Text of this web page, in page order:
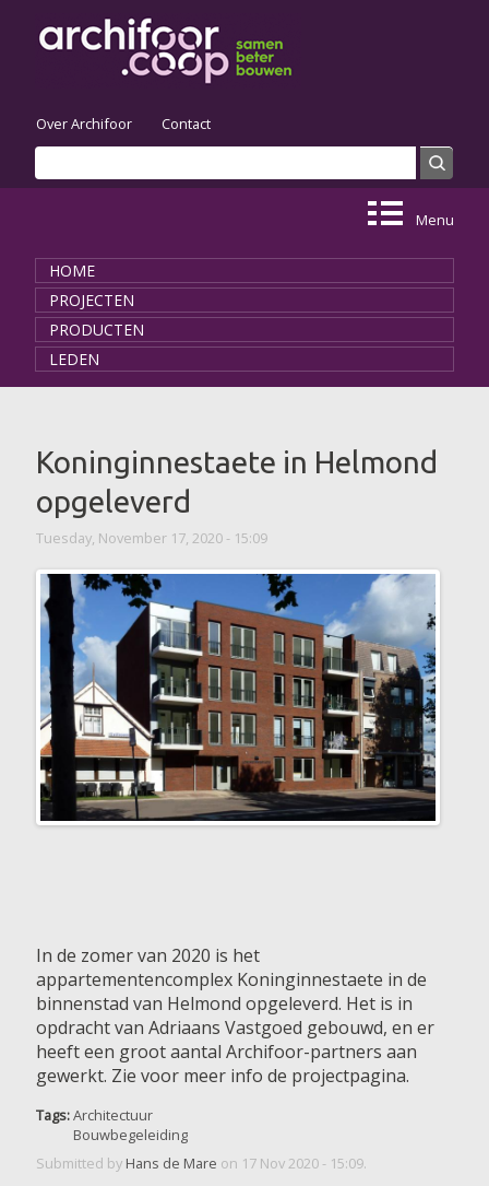
Skip to main content
Over Archifoor Contact
Search form
Menu
HOME
PROJECTEN
PRODUCTEN
LEDEN
You are here
Koninginnestaete in Helmond
opgeleverd
Tuesday, November 17, 2020 - 15:09
In de zomer van 2020 is het
appartementencomplex Koninginnestaete in de
binnenstad van Helmond opgeleverd. Het is in
opdracht van Adriaans Vastgoed gebouwd, en er
heeft een groot aantal Archifoor-partners aan
gewerkt. Zie voor meer info de projectpagina.
Tags:Architectuur
Bouwbegeleiding
Submitted by Hans de Mare on 17 Nov 2020 - 15:09.